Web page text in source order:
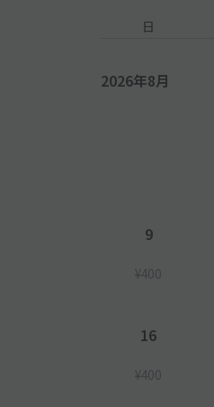
日
2026年8月
9
¥400
16
¥400